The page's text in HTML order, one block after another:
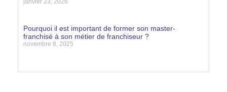
janvier 23, 2026
Pourquoi il est important de former son master-
franchisé à son métier de franchiseur ?
novembre 8, 2025